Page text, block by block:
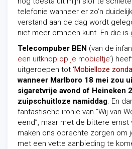
telefonie wanneer er zo’n
verstand aan de dag wordt
niet meer omheen kunt. En die is
Telecompuber BEN (van de
een uitknop op je mobieltje’)
uitgeroepen tot ‘Mobielloze
wanneer Marlboro 18 mei zou
sigaretvrije avond of Heineken
zuipschuitloze namiddag. En
fantastische ironie van “Wij van
eend”, maar met de bittere ernst
maken ons oprechte zorgen om
met een vette aanbieding te